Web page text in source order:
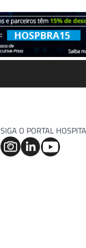
SIGA O PORTAL